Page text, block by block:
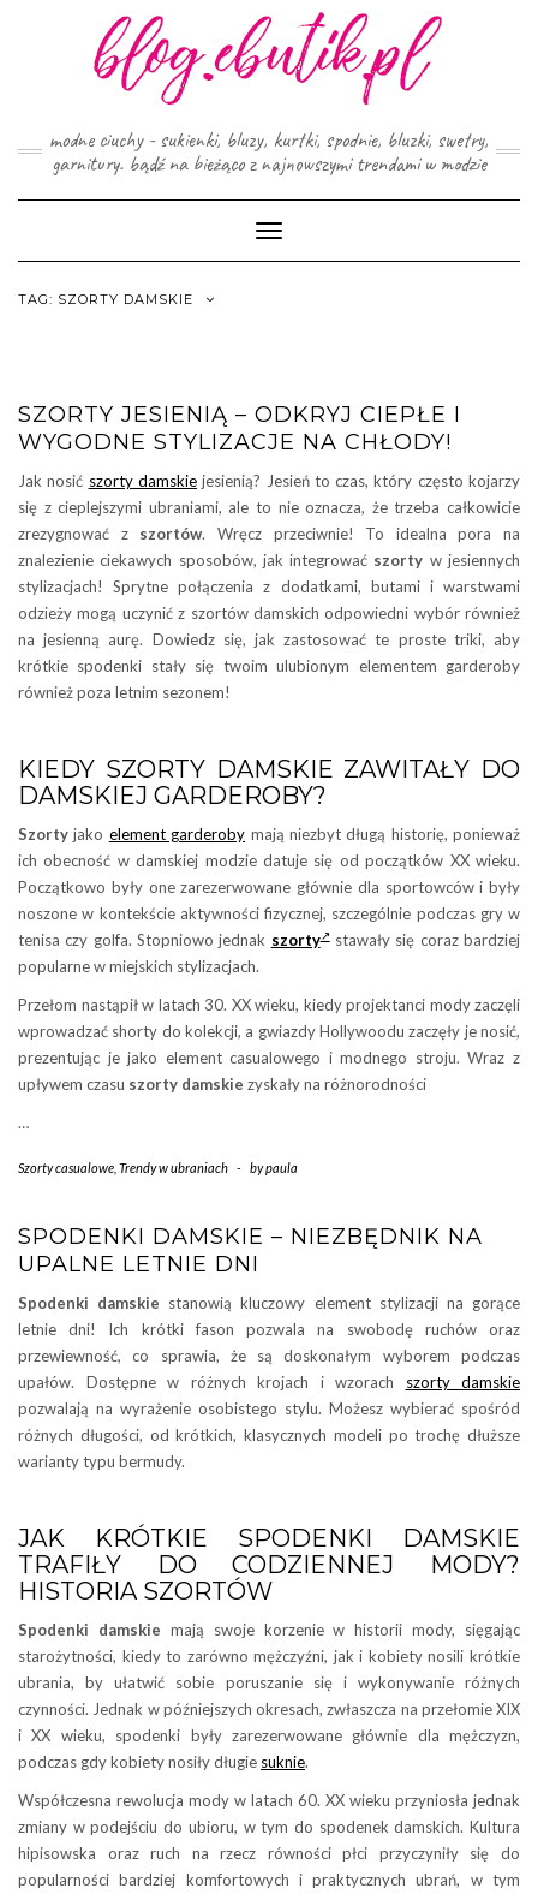
modne ciuchy - sukienki, bluzy, kurtki, spodnie, bluzki, swetry,
garnitury. bądź na bieżąco z najnowszymi trendami w modzie
Toggle
Navigation
TAG: SZORTY DAMSKIE
SZORTY JESIENIĄ – ODKRYJ CIEPŁE I
WYGODNE STYLIZACJE NA CHŁODY!
Jak nosić szorty damskiejesienią? Jesień to czas, który często kojarzy
się z cieplejszymi ubraniami, ale to nie oznacza, że trzeba całkowicie
zrezygnować z szortów. Wręcz przeciwnie! To idealna pora na
znalezienie ciekawych sposobów, jak integrować szorty w jesiennych
stylizacjach! Sprytne połączenia z dodatkami, butami i warstwami
odzieży mogą uczynić z szortów damskich odpowiedni wybór również
na jesienną aurę. Dowiedz się, jak zastosować te proste triki, aby
krótkie spodenki stały się twoim ulubionym elementem garderoby
również poza letnim sezonem!
KIEDY SZORTY DAMSKIE ZAWITAŁY DO
DAMSKIEJ GARDEROBY?
Szorty jako element garderoby mają niezbyt długą historię, ponieważ
ich obecność w damskiej modzie datuje się od początków XX wieku.
Początkowo były one zarezerwowane głównie dla sportowców i były
noszone w kontekście aktywności fizycznej, szczególnie podczas gry w
tenisa czy golfa. Stopniowo jednak szorty stawały się coraz bardziej
popularne w miejskich stylizacjach.
Przełom nastąpił w latach 30. XX wieku, kiedy projektanci mody zaczęli
wprowadzać shorty do kolekcji, a gwiazdy Hollywoodu zaczęły je nosić,
prezentując je jako element casualowego i modnego stroju. Wraz z
upływem czasu szorty damskie zyskały na różnorodności
…
Szorty casualowe Trendy w ubraniach - bypaula
SPODENKI DAMSKIE – NIEZBĘDNIK NA
UPALNE LETNIE DNI
Spodenki damskie stanowią kluczowy element stylizacji na gorące
letnie dni! Ich krótki fason pozwala na swobodę ruchów oraz
przewiewność, co sprawia, że są doskonałym wyborem podczas
upałów. Dostępne w różnych krojach i wzorach szorty damskie
pozwalają na wyrażenie osobistego stylu. Możesz wybierać spośród
różnych długości, od krótkich, klasycznych modeli po trochę dłuższe
warianty typu bermudy.
JAK KRÓTKIE SPODENKI DAMSKIE
TRAFIŁY DO CODZIENNEJ MODY?
HISTORIA SZORTÓW
Spodenki damskie mają swoje korzenie w historii mody, sięgając
starożytności, kiedy to zarówno mężczyźni, jak i kobiety nosili krótkie
ubrania, by ułatwić sobie poruszanie się i wykonywanie różnych
czynności. Jednak w późniejszych okresach, zwłaszcza na przełomie XIX
i XX wieku, spodenki były zarezerwowane głównie dla mężczyzn,
podczas gdy kobiety nosiły długie suknie.
Współczesna rewolucja mody w latach 60. XX wieku przyniosła jednak
zmiany w podejściu do ubioru, w tym do spodenek damskich. Kultura
hipisowska oraz ruch na rzecz równości płci przyczyniły się do
popularności bardziej komfortowych i praktycznych ubrań, w tym